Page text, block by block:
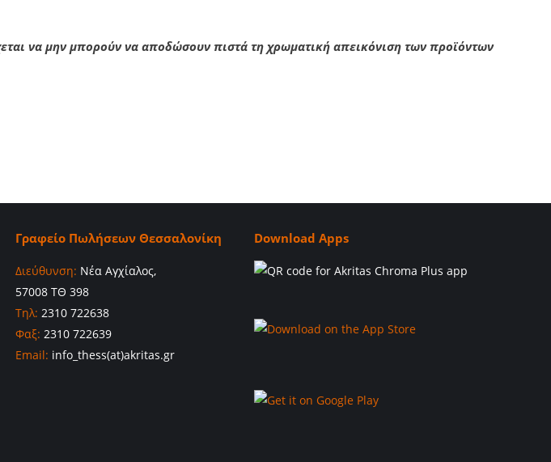
να μην μπορούν να αποδώσουν πιστά τη χρωματική απεικόνιση των προϊόντων
Γραφείο Πωλήσεων Θεσσαλονίκη
Διεύθυνση: Νέα Αγχίαλος,
57008 ΤΘ 398
Τηλ: 2310 722638
Φαξ: 2310 722639
Email: info_thess(at)akritas.gr
Download Apps